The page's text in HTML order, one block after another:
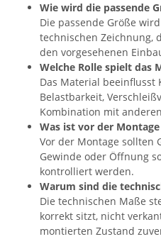
Wie wird die passende
Die passende Größe
technischen Zeichnung,
den vorgesehenen
Welche Rolle spielt das
Das Material beeinflusst
Belastbarkeit,
Kombination mit
Was ist vor der
Vor der Montage sollten
Gewinde oder Öffnung
kontrolliert werden.
Warum sind die
Die technischen Maße
korrekt sitzt, nicht
montierten Zustand